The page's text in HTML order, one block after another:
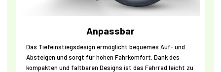
Anpassbar
Das Tiefeinstiegsdesign ermöglicht bequemes Auf- und
Absteigen und sorgt für hohen Fahrkomfort. Dank des
kompakten und faltbaren Designs ist das Fahrrad leicht zu